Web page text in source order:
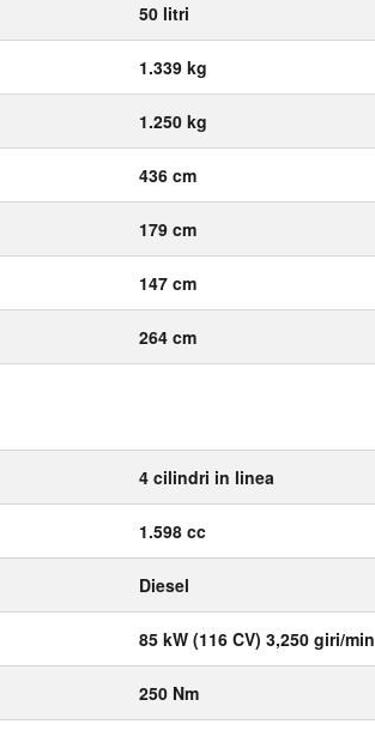
50 litri
1.339 kg
1.250 kg
436 cm
179 cm
147 cm
264 cm
4 cilindri in linea
1.598 cc
Diesel
85 kW (116 CV) 3,250 giri/min
250 Nm